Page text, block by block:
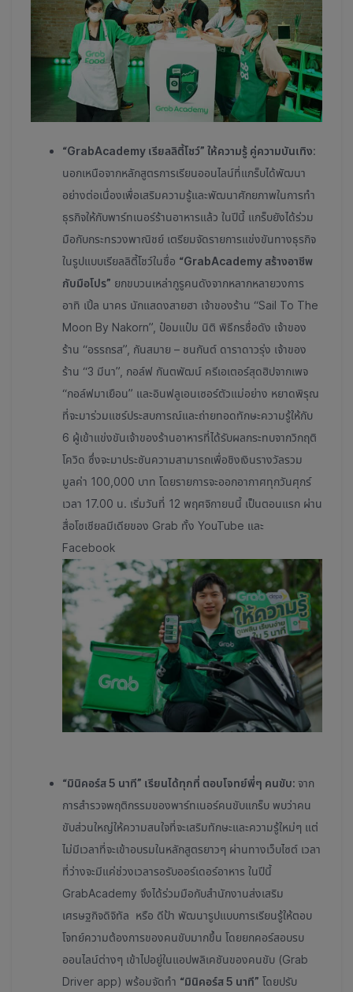
“GrabAcademy เรียลลิตี้โชว์” ให้ความรู้ คู่ความบันเทิง:
นอกเหนือจากหลักสูตรการเรียนออนไลน์ที่แกร็บได้พัฒนา
อย่างต่อเนื่องเพื่อเสริมความรู้และพัฒนาศักยภาพในการทำ
ธุรกิจให้กับพาร์ทเนอร์ร้านอาหารแล้ว ในปีนี้ แกร็บยังได้ร่วม
มือกับกระทรวงพาณิชย์ เตรียมจัดรายการแข่งขันทางธุรกิจ
ในรูปแบบเรียลลิตี้โชว์ในชื่อ “GrabAcademy สร้างอาชีพ
กับมือโปร” ยกขบวนเหล่ากูรูคนดังจากหลากหลายวงการ
อาทิ เปิ้ล นาคร นักแสดงสายฮา เจ้าของร้าน “Sail To The
Moon By Nakorn”, ป๋อมแป๋ม นิติ พิธีกรชื่อดัง เจ้าของ
ร้าน “อรรถรส”, กันสมาย – ชนกันต์ ดาราดาวรุ่ง เจ้าของ
ร้าน “3 มีนา”, กอล์ฟ กันตพัฒน์ ครีเอเตอร์สุดฮิปจากเพจ
“กอล์ฟมาเยือน” และอินฟลูเอนเซอร์ตัวแม่อย่าง หยาดพิรุณ
ที่จะมาร่วมแชร์ประสบการณ์และถ่ายทอดทักษะความรู้ให้กับ
6 ผู้เข้าแข่งขันเจ้าของร้านอาหารที่ได้รับผลกระทบจากวิกฤติ
โควิด ซึ่งจะมาประชันความสามารถเพื่อชิงเงินรางวัลรวม
มูลค่า 100,000 บาท โดยรายการจะออกอากาศทุกวันศุกร์
เวลา 17.00 น. เริ่มวันที่ 12 พฤศจิกายนนี้ เป็นตอนแรก ผ่าน
สื่อโซเชียลมีเดียของ Grab ทั้ง YouTube และ
Facebook
“มินิคอร์ส 5 นาที” เรียนได้ทุกที่ ตอบโจทย์พี่ๆ คนขับ: จาก
การสำรวจพฤติกรรมของพาร์ทเนอร์คนขับแกร็บ พบว่าคน
ขับส่วนใหญ่ให้ความสนใจที่จะเสริมทักษะและความรู้ใหม่ๆ แต่
ไม่มีเวลาที่จะเข้าอบรมในหลักสูตรยาวๆ ผ่านทางเว็บไซต์ เวลา
ที่ว่างจะมีแค่ช่วงเวลารอรับออร์เดอร์อาหาร ในปีนี้
GrabAcademy จึงได้ร่วมมือกับสำนักงานส่งเสริม
เศรษฐกิจดิจิทัล หรือ ดีป้า พัฒนารูปแบบการเรียนรู้ให้ตอบ
โจทย์ความต้องการของคนขับมากขึ้น โดยยกคอร์สอบรบ
ออนไลน์ต่างๆ เข้าไปอยู่ในแอปพลิเคชันของคนขับ (Grab
Driver app) พร้อมจัดทำ “มินิคอร์ส 5 นาที” โดยปรับ